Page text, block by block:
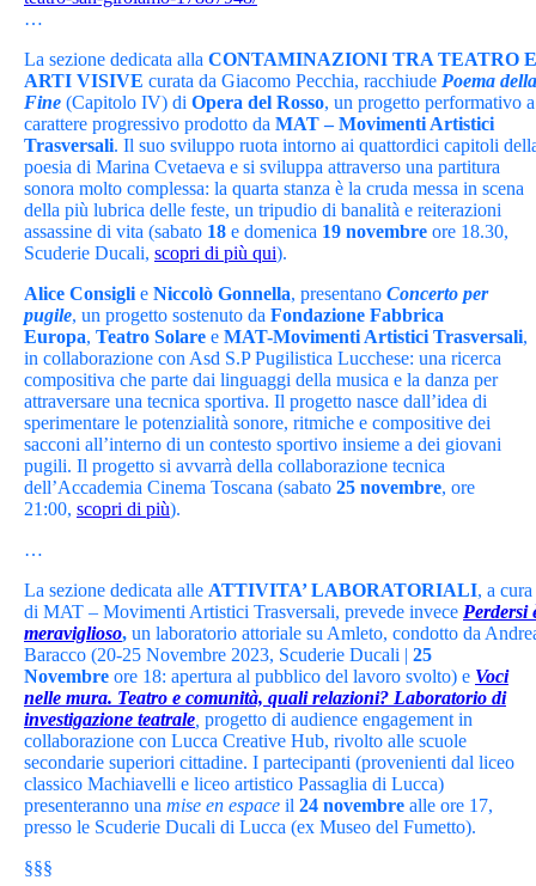
…
La sezione dedicata alla CONTAMINAZIONI TRA TEATRO E
ARTI VISIVE curata da Giacomo Pecchia, racchiude Poema della
Fine (Capitolo IV) di Opera del Rosso, un progetto performativo a
carattere progressivo prodotto da MAT – Movimenti Artistici
Trasversali. Il suo sviluppo ruota intorno ai quattordici capitoli
poesia di Marina Cvetaeva e si sviluppa attraverso una partitura
sonora molto complessa: la quarta stanza è la cruda messa in scena
della più lubrica delle feste, un tripudio di banalità e reiterazioni
assassine di vita (sabato 18 e domenica 19 novembre ore 18.30,
Scuderie Ducali, scopri di più qui).
Alice Consigli e Niccolò Gonnella, presentano Concerto per
pugile, un progetto sostenuto da Fondazione Fabbrica
Europa, Teatro Solare e MAT-Movimenti Artistici Trasversali,
in collaborazione con Asd S.P Pugilistica Lucchese: una ricerca
compositiva che parte dai linguaggi della musica e la danza per
attraversare una tecnica sportiva. Il progetto nasce dall’idea di
sperimentare le potenzialità sonore, ritmiche e compositive dei
sacconi all’interno di un contesto sportivo insieme a dei giovani
pugili. Il progetto si avvarrà della collaborazione tecnica
dell’Accademia Cinema Toscana (sabato 25 novembre, ore
21:00, scopri di più).
…
La sezione dedicata alle ATTIVITA’ LABORATORIALI, a cura
di MAT – Movimenti Artistici Trasversali, prevede invece Perdersi
meraviglioso, un laboratorio attoriale su Amleto, condotto da
Baracco (20-25 Novembre 2023, Scuderie Ducali | 25
Novembre ore 18: apertura al pubblico del lavoro svolto) e Voci
nelle mura. Teatro e comunità, quali relazioni? Laboratorio di
investigazione teatrale progetto di audience engagement in
collaborazione con Lucca Creative Hub, rivolto alle scuole
secondarie superiori cittadine. I partecipanti (provenienti dal liceo
classico Machiavelli e liceo artistico Passaglia di Lucca)
presenteranno una mise en espace il 24 novembre alle ore 17,
presso le Scuderie Ducali di Lucca (ex Museo del Fumetto).
§§§